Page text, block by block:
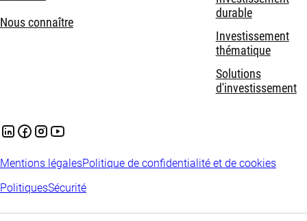
Nous connaître
durable
Investissement
thématique
Solutions
d'investissement
Mentions légalesPolitique de confidentialité et de cookies
PolitiquesSécurité